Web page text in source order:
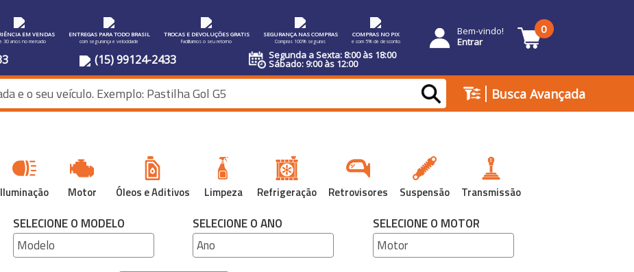
EM VENDAS
30 anos no mercado
ENTREGAS PARA TODO BRASIL
com segurança e velocidade
TROCAS E DEVOLUÇÕES GRATIS
Facilitamos o seu retorno
SEGURANÇA NAS COMPRAS
Compras 100% seguras
COMPRAS NO PIX
e com 5% de desconto
(15) 99124-2433 Segunda a Sexta: 8:00 às 18:00
Sábado: 9:00 às 12:00
Bem-vindo!
Entrar
0
| Busca Avançada
Iluminação Motor Óleos e Aditivos Limpeza Refrigeração Retrovisores Suspensão Transmissão
SELECIONE O MODELO SELECIONE O ANO SELECIONE O MOTOR